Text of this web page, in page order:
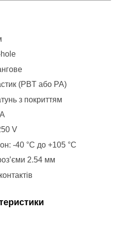
(PBT або PA)
з покриттям
V
-40 °C до +105 °C
2.54 мм